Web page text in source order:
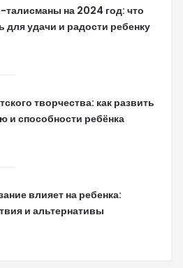
талисманы на 2024 год: что
для удачи и радости ребенку
творчества: как развить
и способности ребёнка
влияет на ребенка:
и альтернативы